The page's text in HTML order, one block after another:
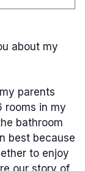
about my
parents
rooms in my
bathroom
best because
to enjoy
our story of